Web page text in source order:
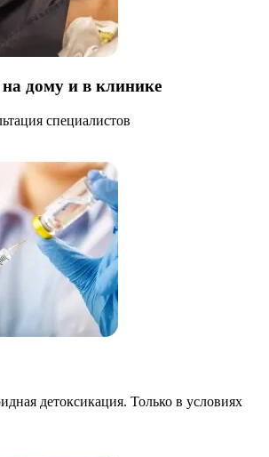
дому и в клинике
специалистов
детоксикация. Только в условиях